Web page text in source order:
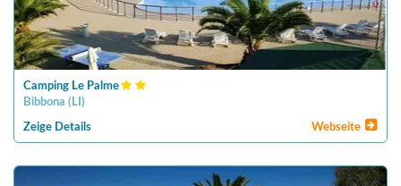
Camping Le Palme
Bibbona ( LI )
Zeige Details Webseite